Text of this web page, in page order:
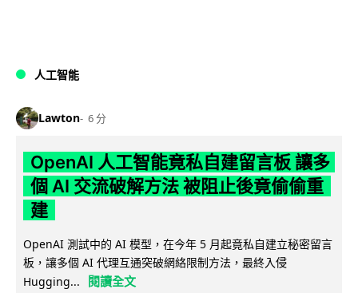
人工智能
Lawton 6 分
OpenAI 人工智能竟私自建留言板 讓多
個 AI 交流破解方法 被阻止後竟偷偷重
建
OpenAI 測試中的 AI 模型，在今年 5 月起竟私自建立秘密留言
板，讓多個 AI 代理互通突破網絡限制方法，最終入侵
Hugging...
閱讀全文